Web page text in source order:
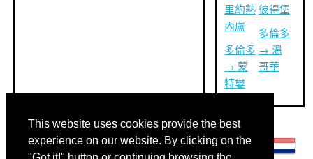
This website uses cookies provide the best
experience on our website. By clicking on the
里約熱
內盧
多倫多
→ 蒙
特婁
彼得堡
多倫多
→ 溫
哥華
其他語言: